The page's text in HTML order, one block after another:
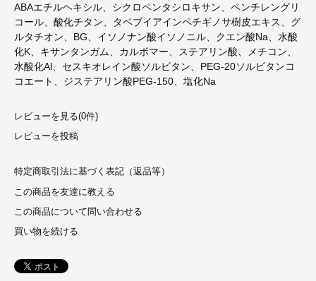
ABAエチルヘキシル、シクロペンタシロキサン、ペンチレングリ
コール、酸化チタン、タベブイアインペチギノサ樹皮エキス、グ
ルタチオン、BG、イソノナン酸イソノニル、クエン酸Na、水酸
化K、キサンタンガム、カルボマー、ステアリン酸、メチコン、
水酸化Al、セスキオレイン酸ソルビタン、PEG-20ソルビタンコ
コエート、ジステアリン酸PEG-150、塩化Na
レビューを見る(0件)
レビューを投稿
特定商取引法に基づく表記（返品等）
この商品を友達に教える
この商品について問い合わせる
買い物を続ける